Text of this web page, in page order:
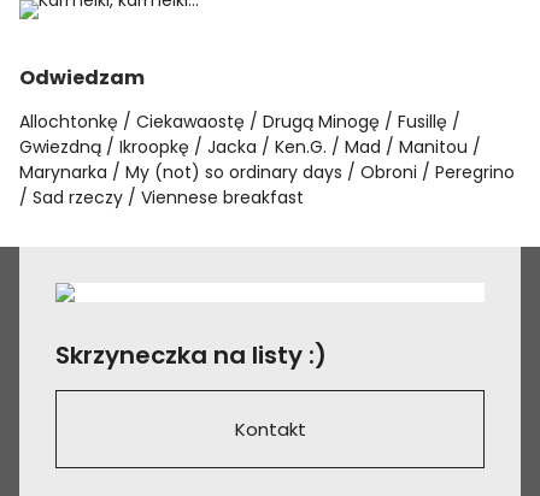
Odwiedzam
Allochtonkę Ciekawaostę Drugą Minogę
Fusillę
Gwiezdną
Ikroopkę Jacka Ken.G. Mad
Manitou
Marynarka
My (not) so ordinary days Obroni
Peregrino
Sad rzeczy
Viennese breakfast
Skrzyneczka na listy :)
Kontakt